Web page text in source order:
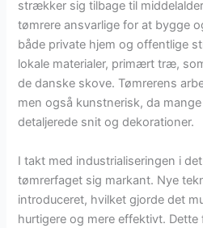
strækker sig tilbage til
tømrere ansvarlige for at bygge
både private hjem og offentlige
lokale materialer, primært træ,
de danske skove. Tømrerens
men også kunstnerisk, da
detaljerede snit og dekorationer.
I takt med industrialiseringen i
tømrerfaget sig markant. Nye
introduceret, hvilket gjorde det
hurtigere og mere effektivt.